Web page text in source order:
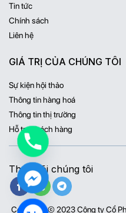
Tin tức
Chính sách
Liên hệ
GIÁ TRỊ CỦA CHÚNG TÔI
Sự kiện hội thảo
Thông tin hàng hoá
Thông tin thị trường
Hỗ trợ khách hàng
Theo dõi chúng tôi
Copyright © 2023 Công ty Cổ